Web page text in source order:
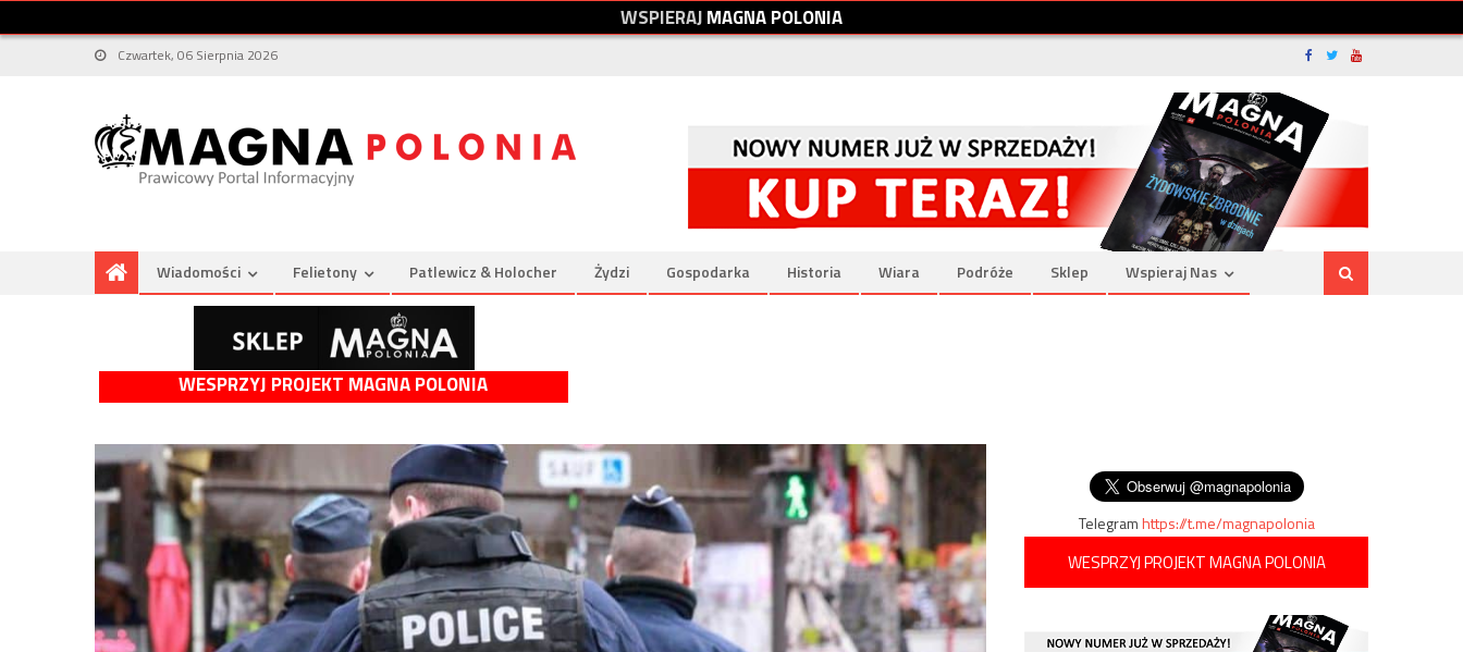
WSPIERAJMAGNAPOLONIA
Czwartek, 06 Sierpnia 2026
Wiadomości Felietony Patlewicz & Holocher Żydzi Gospodarka Historia Wiara Podróże Sklep Wspieraj Nas
WESPRZYJ PROJEKT MAGNA POLONIA
Telegramhttps://t.me/magnapolonia
WESPRZYJ PROJEKT MAGNA POLONIA